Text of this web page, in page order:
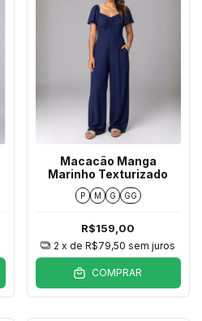
Macacão Manga
Marinho Texturizado
P M G GG
R$159,00
2 x deR$79,50 sem juros
COMPRAR